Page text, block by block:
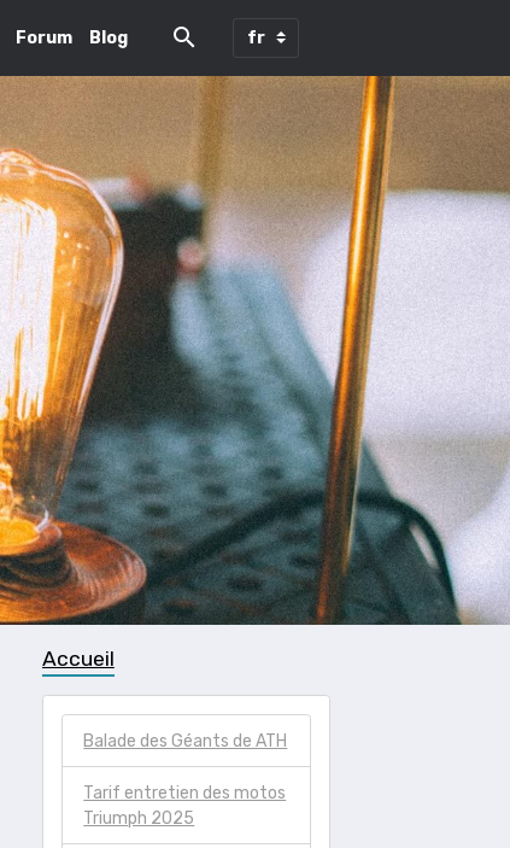
Forum Blog
Accueil
Balade des Géants de ATH
Tarif entretien des motos
Triumph 2025